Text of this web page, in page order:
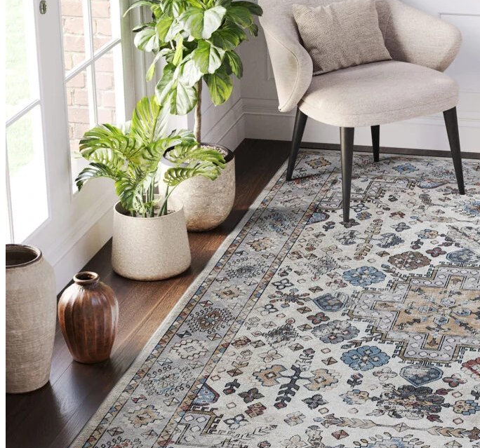
Nous utilisons des cookies pour personnaliser le contenu et les
Nous partageons également des informations sur votre utilisation de
partenaires peuvent combiner ces informations avec d'autres données
utilisation de leurs services.
Indispensables
Les cookies indispensables sont cruciaux pour les fonctions de base du
ne stockent aucune donnée permettant d'identifier personnellement un
Préférences
Les cookies liés aux préférences permettent au site de se souvenir des
comme votre langue préférée ou la région dans laquelle vous vous
Statistiques
Les cookies statistiques aident les propriétaires de sites web à
rapportant des informations de manière anonyme.
Marketing